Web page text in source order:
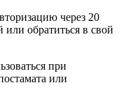
через 20
или обратиться в свой
при
или